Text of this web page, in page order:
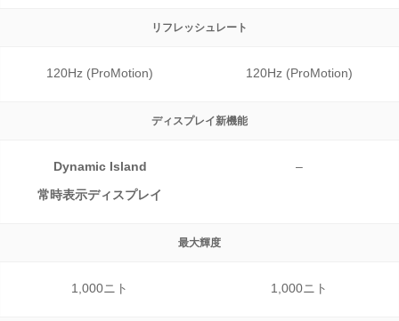
リフレッシュレート
120Hz (ProMotion) 120Hz (ProMotion)
ディスプレイ新機能
Dynamic Island
常時表示ディスプレイ
–
最大輝度
1,000ニト 1,000ニト